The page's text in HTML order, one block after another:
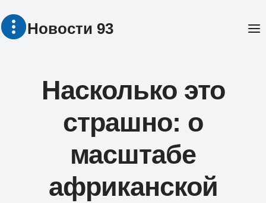
Перейти
Новости 93
Насколько это
страшно: о
масштабе
африканской